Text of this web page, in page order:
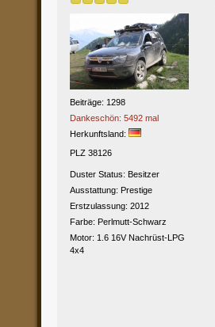
Beiträge: 1298
Dankeschön: 5492 mal
Herkunftsland:
PLZ 38126
Duster Status: Besitzer
Ausstattung: Prestige
Erstzulassung: 2012
Farbe: Perlmutt-Schwarz
Motor: 1.6 16V Nachrüst-LPG
4x4